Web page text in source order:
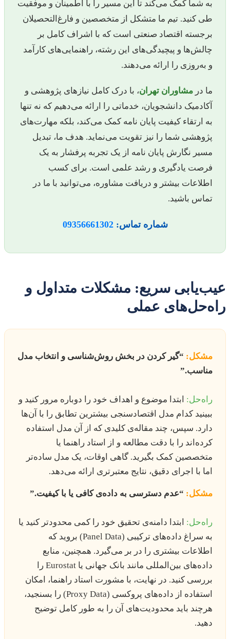
به شما کمک می‌کند تا این مسیر را با اطمینان و موفقیت
طی کنید. تیم ما متشکل از متخصصین و فارغ‌التحصیلان
برجسته اقتصاد صنعتی است که با اشراف کامل بر
چالش‌ها و پیچیدگی‌های این رشته، راهنمایی‌های کارآمد
و به‌روزی را ارائه می‌دهند.
ما در مشاوران تهران، با درک کامل نیازهای پژوهشی و
آکادمیک دانشجویان، خدماتی را ارائه می‌دهیم که نه تنها
به ارتقاء کیفیت پایان نامه کمک می‌کند، بلکه مهارت‌های
پژوهشی شما را نیز تقویت می‌نماید. هدف ما، تبدیل
مسیر نگارش پایان نامه از یک تجربه پرفشار به یک
فرصت یادگیری و رشد علمی است. برای کسب
اطلاعات بیشتر و دریافت مشاوره، می‌توانید با ما در
تماس باشید.
شماره تماس:09356661302
عیب‌یابی سریع: مشکلات متداول و
راه‌حل‌های عملی
مشکل: “گیر کردن در بخش روش‌شناسی و انتخاب مدل
مناسب.”
راه‌حل: ابتدا موضوع و اهداف خود را دوباره مرور کنید و
ببینید کدام مدل اقتصادسنجی بیشترین تطابق را با آن‌ها
دارد. سپس، چند مقاله‌ی کلیدی که از آن مدل استفاده
کرده‌اند را با دقت مطالعه و از استاد راهنما یا
متخصصین کمک بگیرید. گاهی اوقات، یک مدل ساده‌تر
اما با اجرای دقیق، نتایج معتبرتری ارائه می‌دهد.
مشکل: “عدم دسترسی به داده‌ی کافی یا با کیفیت.”
راه‌حل: ابتدا دامنه‌ی تحقیق خود را کمی محدودتر کنید یا
به سراغ داده‌های ترکیبی (Panel Data) بروید که
اطلاعات بیشتری را در بر می‌گیرد. همچنین، منابع
داده‌های بین‌المللی مانند بانک جهانی یا Eurostat را
بررسی کنید. در نهایت، با مشورت استاد راهنما، امکان
استفاده از داده‌های پروکسی (Proxy Data) را بسنجید،
هرچند باید محدودیت‌های آن را به طور کامل توضیح
دهید.